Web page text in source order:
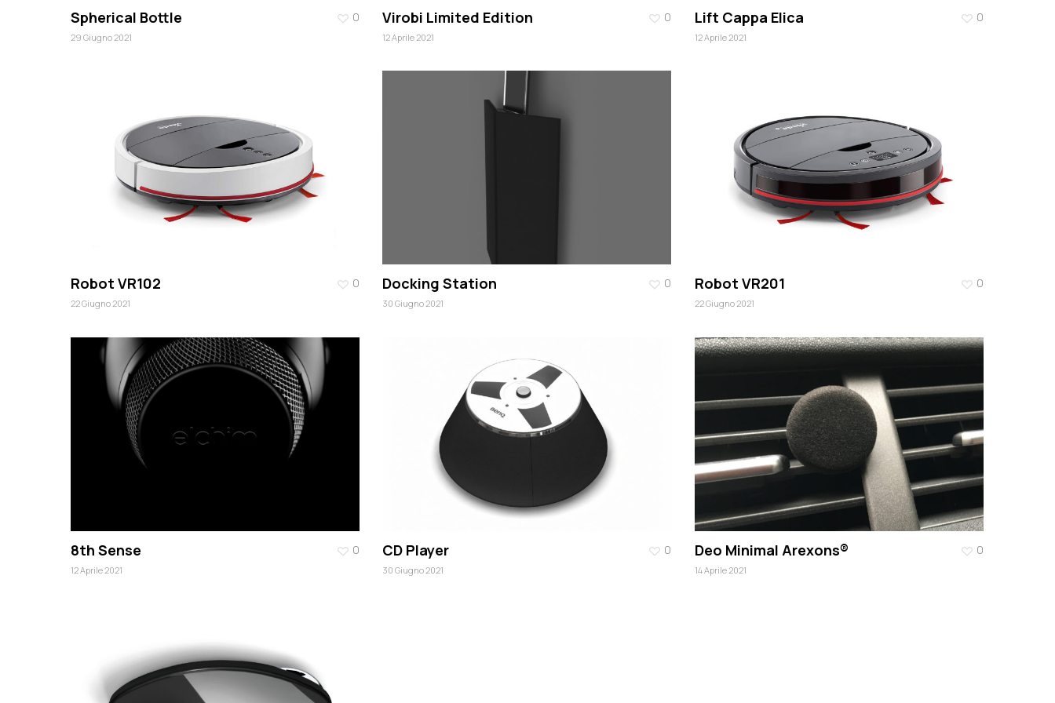
Spherical Bottle
29 Giugno 2021
0 Virobi Limited Edition
12 Aprile 2021
0 Lift Cappa Elica
12 Aprile 2021
0
Robot VR102
22 Giugno 2021
0 Docking Station
30 Giugno 2021
0 Robot VR201
22 Giugno 2021
0
8th Sense
12 Aprile 2021
0 CD Player
30 Giugno 2021
0 Deo Minimal Arexons®
14 Aprile 2021
0